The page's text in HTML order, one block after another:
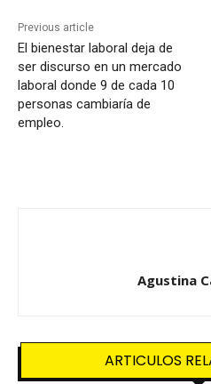
Previous article
El bienestar laboral deja de
ser discurso en un mercado
laboral donde 9 de cada 10
personas cambiaría de
empleo.
Agustina
ARTICULOS